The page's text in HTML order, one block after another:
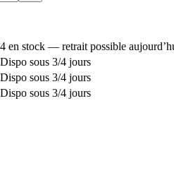
4 en stock — retrait possible
Dispo sous 3/4 jours
Dispo sous 3/4 jours
Dispo sous 3/4 jours